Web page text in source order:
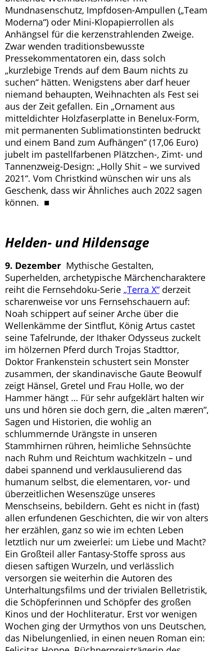
Mundnasenschutz, Impfdosen-Ampullen („Team
Moderna“) oder Mini-Klopapierrollen als
Anhängsel für die kerzenstrahlenden Zweige.
Zwar wenden traditionsbewusste
Pressekommentatoren ein, dass solch
„kurzlebige Trends auf dem Baum nichts zu
suchen“ hätten. Wenigstens aber darf heuer
niemand behaupten, Weihnachten als Fest sei
aus der Zeit gefallen. Ein „Ornament aus
mitteldichter Holzfaserplatte in Benelux-Form,
mit permanenten Sublimationstinten bedruckt
und einem Band zum Aufhängen“ (17,06 Euro)
jubelt im pastellfarbenen Plätzchen-, Zimt- und
Tannenzweig-Design: „Holly Shit – we survived
2021“. Vom Christkind wünschen wir uns als
Geschenk, dass wir Ähnliches auch 2022 sagen
können. ■
Helden- und Hildensage
9. Dezember Mythische Gestalten,
Superhelden, archetypische Märchencharaktere
reiht die Fernsehdoku-Serie „Terra X“ derzeit
scharenweise vor uns Fernsehschauern auf:
Noah schippert auf seiner Arche über die
Wellenkämme der Sintflut, König Artus castet
seine Tafelrunde, der Ithaker Odysseus zuckelt
im hölzernen Pferd durch Trojas Stadttor,
Doktor Frankenstein schustert sein Monster
zusammen, der skandinavische Gaute Beowulf
zeigt Hänsel, Gretel und Frau Holle, wo der
Hammer hängt … Für sehr aufgeklärt halten wir
uns und hören sie doch gern, die „alten mæren“,
Sagen und Historien, die wohlig an
schlummernde Urängste in unseren
Stammhirnen rühren, heimliche Sehnsüchte
nach Ruhm und Reichtum wachkitzeln – und
dabei spannend und verklausulierend das
humanum selbst, die elementaren, vor- und
überzeitlichen Wesenszüge unseres
Menschseins, bebildern. Geht es nicht in (fast)
allen erfundenen Geschichten, die wir von alters
her erzählen, ganz so wie im echten Leben
letztlich nur um zweierlei: um Liebe und Macht?
Ein Großteil aller Fantasy-Stoffe spross aus
diesen saftigen Wurzeln, und verlässlich
versorgen sie weiterhin die Autoren des
Unterhaltungsfilms und der trivialen Belletristik,
die Schöpferinnen und Schöpfer des großen
Kinos und der Hochliteratur. Erst vor wenigen
Wochen ging der Urmythos von uns Deutschen,
das Nibelungenlied, in einen neuen Roman ein: